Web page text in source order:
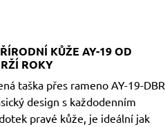
KŮŽE AY-19 OD
ROKY
taška přes rameno AY-19-DBR
design s každodenním
pravé kůže, je ideální jak